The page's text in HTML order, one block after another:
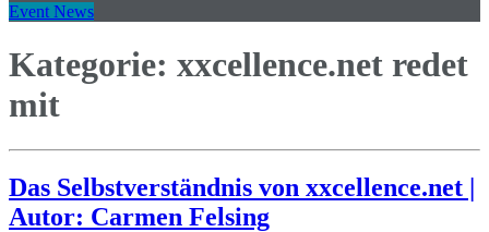
Event News
Kategorie: xxcellence.net redet
mit
Das Selbstverständnis von xxcellence.net |
Autor: Carmen Felsing